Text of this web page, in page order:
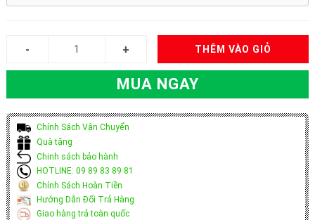
THÊM VÀO GIỎ
MUA NGAY
Chính Sách Vận Chuyển
Quà tặng
Chinh sách bảo hành
HOTLINE: 09 89 83 89 81
Chính Sách Hoàn Tiền
Hướng Dẫn Đổi Trả Hàng
Giao hàng trả toàn quốc